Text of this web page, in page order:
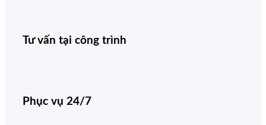
Tư vấn tại công trình
Phục vụ 24/7